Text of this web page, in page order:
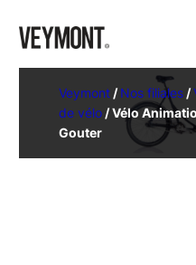
Veymont /Nos filiales /
de vélo /Vélo
Gouter